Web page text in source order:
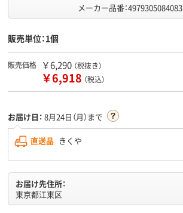
メーカー品番：4979305084083
販売単位：1個
販売価格 ￥6,290 （税抜き）
￥6,918 （税込）
お届け日： 8月24日（月）まで
直送品 きくや
お届け先住所：
東京都江東区